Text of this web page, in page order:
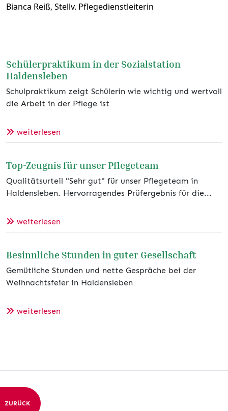
Bianca Reiß, Stellv. Pflegedienstleiterin
Schülerpraktikum in der Sozialstation
Haldensleben
Schulpraktikum zeigt Schülerin wie wichtig und wertvoll
die Arbeit in der Pflege ist
weiterlesen
Top-Zeugnis für unser Pflegeteam
Qualitätsurteil "Sehr gut" für unser Pflegeteam in
Haldensleben. Hervorragendes Prüfergebnis für die...
weiterlesen
Besinnliche Stunden in guter Gesellschaft
Gemütliche Stunden und nette Gespräche bei der
Weihnachtsfeier in Haldensleben
weiterlesen
ZURÜCK